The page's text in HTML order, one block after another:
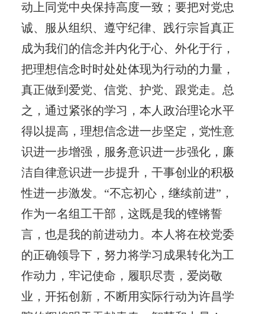
动上同党中央保持高度一致；要把对党忠
诚、服从组织、遵守纪律、践行宗旨真正
成为我们的信念并内化于心、外化于行，
把理想信念时时处处体现为行动的力量，
真正做到爱党、信党、护党、跟党走。总
之，通过紧张的学习，本人政治理论水平
得以提高，理想信念进一步坚定，党性意
识进一步增强，服务意识进一步强化，廉
洁自律意识进一步提升，干事创业的积极
性进一步激发。“不忘初心，继续前进”，
作为一名组工干部，这既是我的铿锵誓
言，也是我的前进动力。本人将在校党委
的正确领导下，努力将学习成果转化为工
作动力，牢记使命，履职尽责，爱岗敬
业，开拓创新，不断用实际行动为许昌学